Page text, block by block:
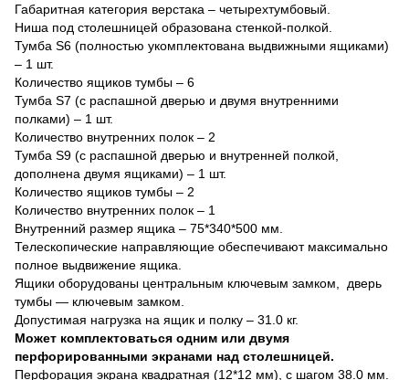
Габаритная категория верстака – четырехтумбовый.
Ниша под столешницей образована стенкой-полкой.
Тумба S6 (полностью укомплектована выдвижными ящиками)
– 1 шт.
Количество ящиков тумбы – 6
Тумба S7 (с распашной дверью и двумя внутренними
полками) – 1 шт.
Количество внутренних полок – 2
Тумба S9 (с распашной дверью и внутренней полкой,
дополнена двумя ящиками) – 1 шт.
Количество ящиков тумбы – 2
Количество внутренних полок – 1
Внутренний размер ящика – 75*340*500 мм.
Телескопические направляющие обеспечивают максимально
полное выдвижение ящика.
Ящики оборудованы центральным ключевым замком, дверь
тумбы — ключевым замком.
Допустимая нагрузка на ящик и полку – 31.0 кг.
Может комплектоваться одним или двумя
перфорированными экранами над столешницей.
Перфорация экрана квадратная (12*12 мм), с шагом 38.0 мм.